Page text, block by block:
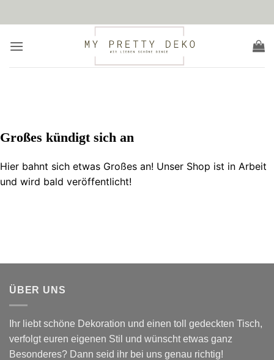
Inhalt
Großes kündigt sich an
Hier bahnt sich etwas Großes an! Unser Shop ist in Arbeit
und wird bald veröffentlicht!
ÜBER UNS
Ihr liebt schöne Dekoration und einen toll gedeckten Tisch,
verfolgt euren eigenen Stil und wünscht etwas ganz
Besonderes? Dann seid ihr bei uns genau richtig!